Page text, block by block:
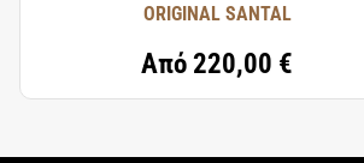
ORIGINAL SANTAL
Από220,00 €